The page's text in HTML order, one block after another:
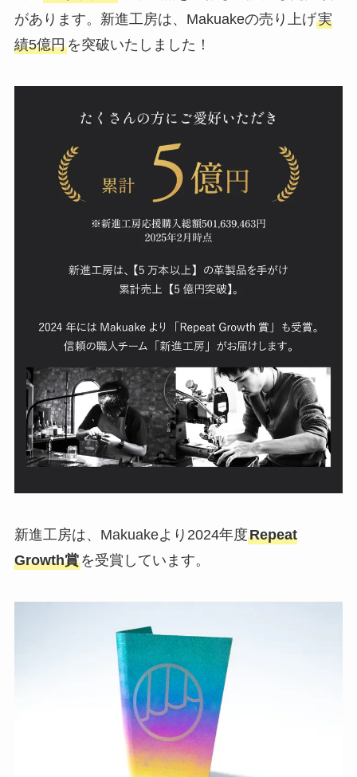
があります。新進工房は、Makuakeの売り上げ実
績5億円を突破いたしました！
新進工房は、Makuakeより2024年度Repeat
Growth賞を受賞しています。